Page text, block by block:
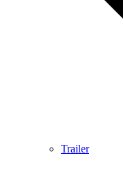
Trailer